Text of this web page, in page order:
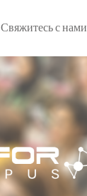
Свяжитесь с нами